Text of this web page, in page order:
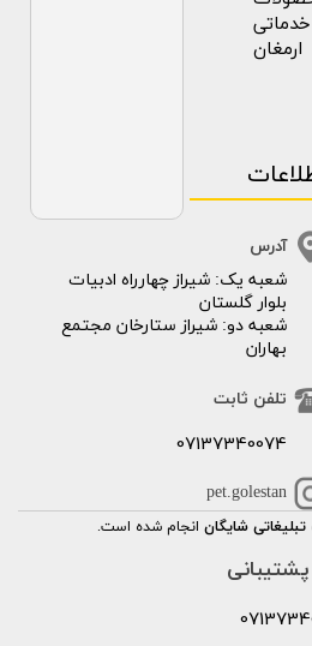
​​شعبه یک: شیراز چهارراه ادبیات
بلوار گلستان
شعبه دو: شیراز ستارخان مجتمع
بهاران
آدرس
تلفن ثابت
07137340074
pet.golestan
تبلیغاتی شایگان انجام شده است.